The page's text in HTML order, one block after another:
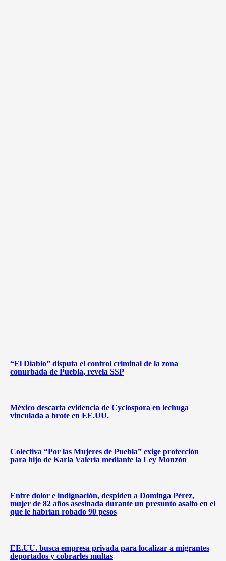
“El Diablo” disputa el control criminal de la zona
conurbada de Puebla, revela SSP
México descarta evidencia de Cyclospora en lechuga
vinculada a brote en EE.UU.
Colectiva “Por las Mujeres de Puebla” exige protección
para hijo de Karla Valeria mediante la Ley Monzón
Entre dolor e indignación, despiden a Dominga Pérez,
mujer de 82 años asesinada durante un presunto asalto en el
que le habrían robado 90 pesos
EE.UU. busca empresa privada para localizar a migrantes
deportados y cobrarles multas